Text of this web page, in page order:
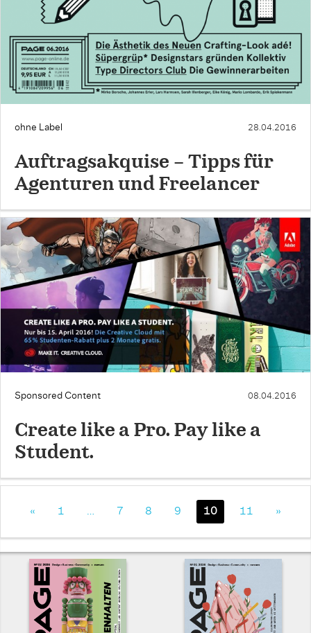
ohne Label 28.04.2016
Auftragsakquise – Tipps für
Agenturen und Freelancer
Sponsored Content 08.04.2016
Create like a Pro. Pay like a
Student.
« 1 7 8 9 10 11 »